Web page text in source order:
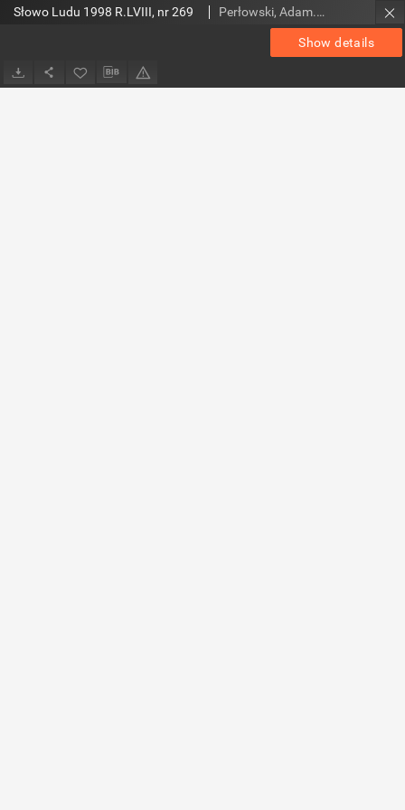
Show details
Słowo Ludu 1998 R.LVIII, nr 269 Perłowski, Adam. Red.